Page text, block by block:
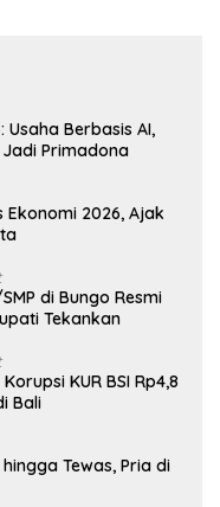
Usaha Berbasis AI,
Primadona
Ekonomi 2026, Ajak
di Bungo Resmi
Tekankan
KUR BSI Rp4,8
Bali
Tewas, Pria di